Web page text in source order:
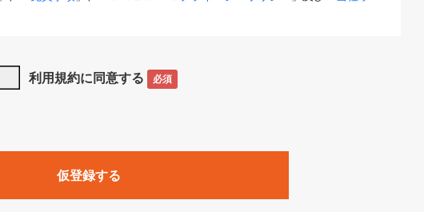
のとします。
以下のサービス（名称や内容が変更された場合、変更後のサービスを含
当社が実施するイベントやキャンペーンをいいます。
MarkeZine」「EnterpriseZine」「ECzine」「Biz/Zine」「HRzine」
利用規約に同意する 必須
仮登録する